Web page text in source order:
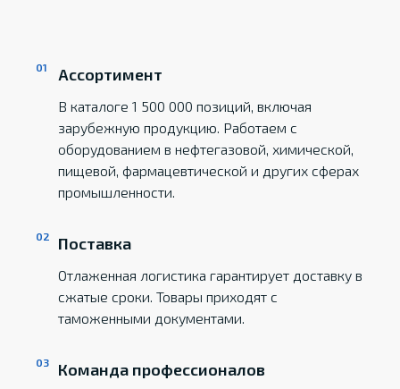
Ассортимент
В каталоге 1 500 000 позиций, включая
зарубежную продукцию. Работаем с
оборудованием в нефтегазовой, химической,
пищевой, фармацевтической и других сферах
промышленности.
Поставка
Отлаженная логистика гарантирует доставку в
сжатые сроки. Товары приходят с
таможенными документами.
Команда профессионалов